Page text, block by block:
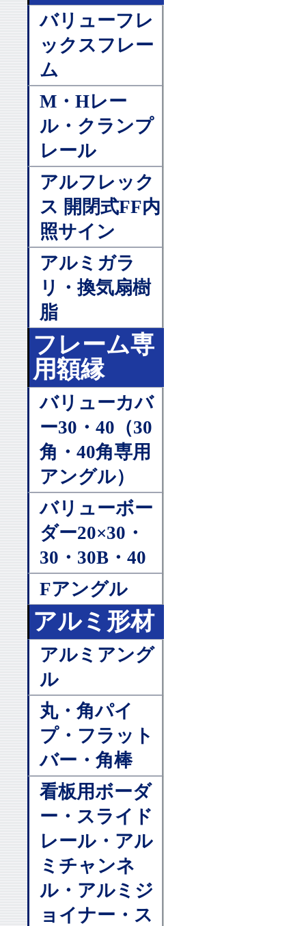
バリューフレ
ックスフレー
ム
M・Hレー
ル・クランプ
レール
アルフレック
ス 開閉式FF内
照サイン
アルミガラ
リ・換気扇樹
脂
フレーム専
用額縁
バリューカバ
ー30・40（30
角・40角専用
アングル）
バリューボー
ダー20×30・
30・30B・40
Fアングル
アルミ形材
アルミアング
ル
丸・角パイ
プ・フラット
バー・角棒
看板用ボーダ
ー・スライド
レール・アル
ミチャンネ
ル・アルミジ
ョイナー・ス